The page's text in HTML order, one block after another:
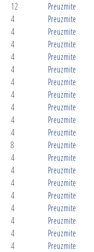
12
Preuzmite
4
Preuzmite
4
Preuzmite
4
Preuzmite
4
Preuzmite
4
Preuzmite
4
Preuzmite
4
Preuzmite
4
Preuzmite
4
Preuzmite
4
Preuzmite
8
Preuzmite
4
Preuzmite
4
Preuzmite
4
Preuzmite
4
Preuzmite
4
Preuzmite
4
Preuzmite
4
Preuzmite
4
Preuzmite